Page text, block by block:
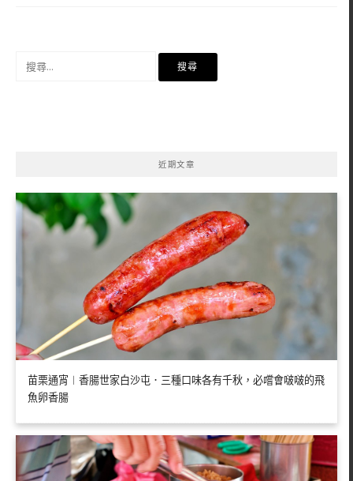
近期文章
苗栗通宵︱香腸世家白沙屯．三種口味各有千秋，必嚐會啵啵的飛
魚卵香腸